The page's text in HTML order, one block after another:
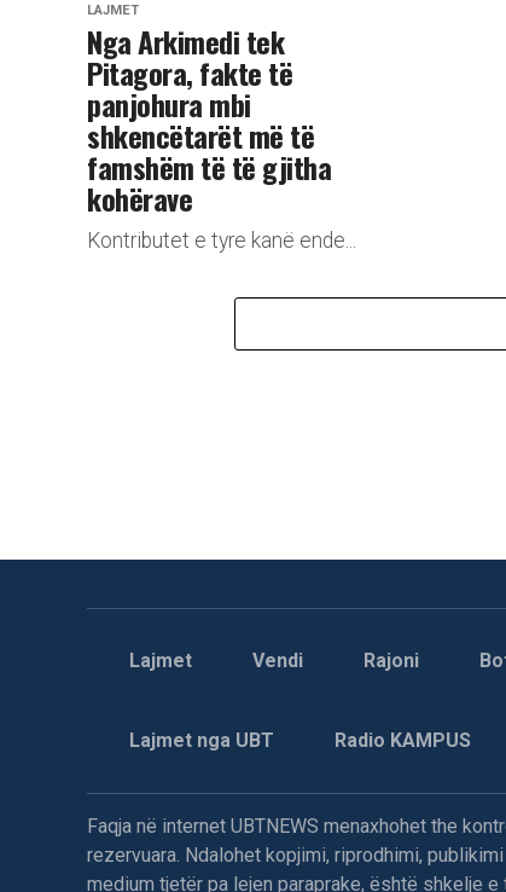
LAJMET
Nga Arkimedi tek
Pitagora, fakte të
panjohura mbi
shkencëtarët më të
famshëm të të gjitha
kohërave
Kontributet e tyre kanë ende...
Lajmet Vendi Rajoni
Lajmet nga UBT Radio KAMPUS
Faqja në internet UBTNEWS menaxhohet the
rezervuara. Ndalohet kopjimi, riprodhimi,
medium tjetër pa lejen paraprake, është shkelje